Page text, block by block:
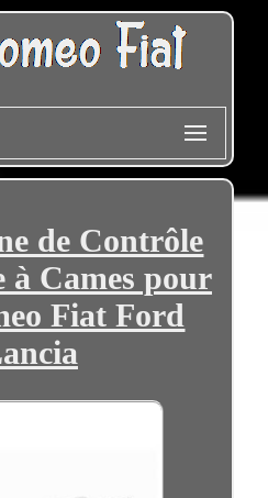
de Contrôle
Cames pour
Fiat Ford